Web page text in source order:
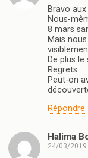
Bravo
Nous-
8 mars
Mais
De plus
Regrets.
Peut-on
Répondre
Halima
24/03/2019